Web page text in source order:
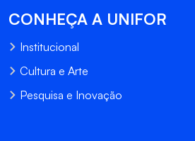
CONHEÇA A UNIFOR
Institucional
Cultura e Arte
Pesquisa e Inovação